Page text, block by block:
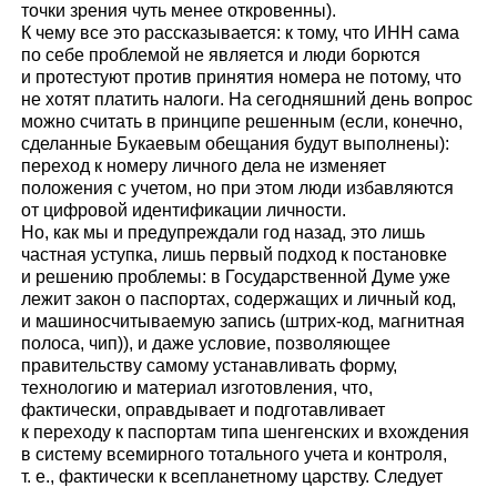
точки зрения чуть менее откровенны).
К чему все это рассказывается: к тому, что ИНН сама
по себе проблемой не является и люди борются
и протестуют против принятия номера не потому, что
не хотят платить налоги. На сегодняшний день вопрос
можно считать в принципе решенным (если, конечно,
сделанные Букаевым обещания будут выполнены):
переход к номеру личного дела не изменяет
положения с учетом, но при этом люди избавляются
от цифровой идентификации личности.
Но, как мы и предупреждали год назад, это лишь
частная уступка, лишь первый подход к постановке
и решению проблемы: в Государственной Думе уже
лежит закон о паспортах, содержащих и личный код,
и машиносчитываемую запись (штрих-код, магнитная
полоса, чип)), и даже условие, позволяющее
правительству самому устанавливать форму,
технологию и материал изготовления, что,
фактически, оправдывает и подготавливает
к переходу к паспортам типа шенгенских и вхождения
в систему всемирного тотального учета и контроля,
т. е., фактически к всепланетному царству. Следует